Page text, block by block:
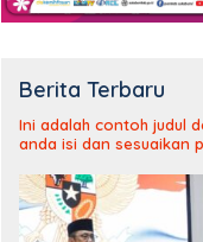
Berita Terbaru
Ini adalah contoh judul
anda isi dan sesuaikan